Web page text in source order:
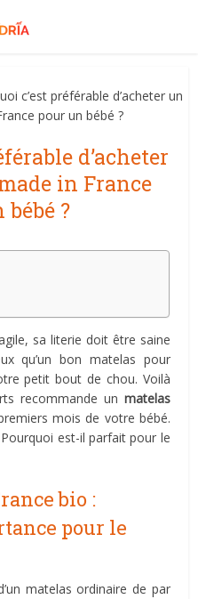
c’est préférable d’acheter un
pour un bébé ?
d’acheter
in France
?
sa literie doit être saine
qu’un bon matelas pour
petit bout de chou. Voilà
recommande un matelas
mois de votre bébé.
Pourquoi est-il parfait pour le
bio :
pour le
matelas ordinaire de par